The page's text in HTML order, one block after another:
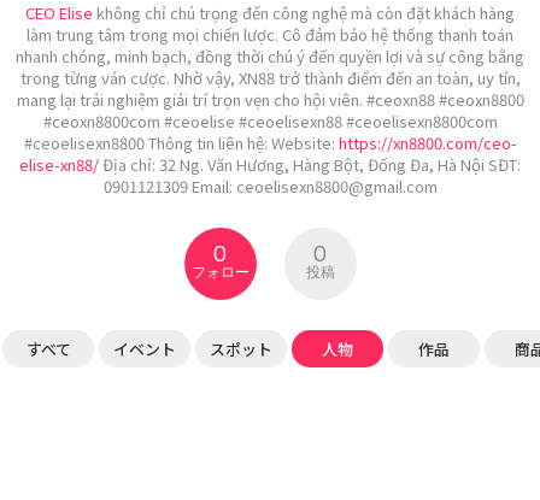
CEO Elise không chỉ chú trọng đến công nghệ mà còn đặt khách hàng
làm trung tâm trong mọi chiến lược. Cô đảm bảo hệ thống thanh toán
nhanh chóng, minh bạch, đồng thời chú ý đến quyền lợi và sự công bằng
trong từng ván cược. Nhờ vậy, XN88 trở thành điểm đến an toàn, uy tín,
mang lại trải nghiệm giải trí trọn vẹn cho hội viên. #ceoxn88 #ceoxn8800
#ceoxn8800com #ceoelise #ceoelisexn88 #ceoelisexn8800com
#ceoelisexn8800 Thông tin liên hệ: Website: https://xn8800.com/ceo-
elise-xn88/ Địa chỉ: 32 Ng. Văn Hương, Hàng Bột, Đống Đa, Hà Nội SĐT:
0901121309 Email: ceoelisexn8800@gmail.com
0
フォロー
0
投稿
すべて イベント スポット 人物 作品 商